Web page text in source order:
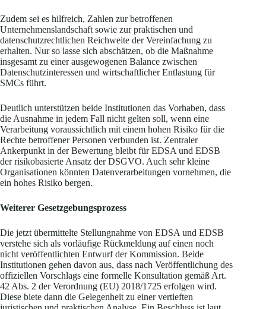
Zudem sei es hilfreich, Zahlen zur betroffenen
Unternehmenslandschaft sowie zur praktischen und
datenschutzrechtlichen Reichweite der Vereinfachung zu
erhalten. Nur so lasse sich abschätzen, ob die Maßnahme
insgesamt zu einer ausgewogenen Balance zwischen
Datenschutzinteressen und wirtschaftlicher Entlastung für
SMCs führt.
Deutlich unterstützen beide Institutionen das Vorhaben, dass
die Ausnahme in jedem Fall nicht gelten soll, wenn eine
Verarbeitung voraussichtlich mit einem hohen Risiko für die
Rechte betroffener Personen verbunden ist. Zentraler
Ankerpunkt in der Bewertung bleibt für EDSA und EDSB
der risikobasierte Ansatz der DSGVO. Auch sehr kleine
Organisationen könnten Datenverarbeitungen vornehmen, die
ein hohes Risiko bergen.
Weiterer Gesetzgebungsprozess
Die jetzt übermittelte Stellungnahme von EDSA und EDSB
verstehe sich als vorläufige Rückmeldung auf einen noch
nicht veröffentlichten Entwurf der Kommission. Beide
Institutionen gehen davon aus, dass nach Veröffentlichung des
offiziellen Vorschlags eine formelle Konsultation gemäß Art.
42 Abs. 2 der Verordnung (EU) 2018/1725 erfolgen wird.
Diese biete dann die Gelegenheit zu einer vertieften